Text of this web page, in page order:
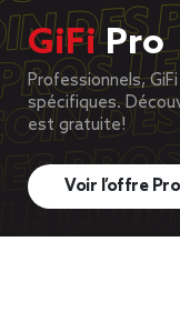
GiFiPro
Professionnels,
spécifiques.
est gratuite!
Voir l’offre Pro